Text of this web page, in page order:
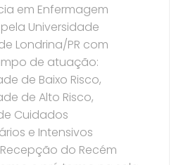
em Enfermagem
Universidade
Londrina/PR com
de atuação:
de Baixo Risco,
de Alto Risco,
Cuidados
e Intensivos
do Recém